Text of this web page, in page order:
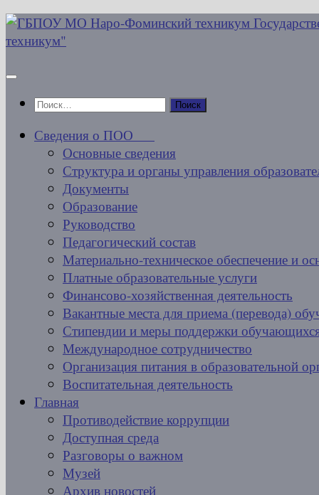
Перейти
к
Найти:
Сведения о ПОО
Основные сведения
Структура и органы управления
Документы
Образование
Руководство
Педагогический состав
Материально-техническое обеспечение и
Платные образовательные услуги
Финансово-хозяйственная деятельность
Вакантные места для приема (перевода)
Стипендии и меры поддержки
Международное сотрудничество
Организация питания в образовательной
Воспитательная деятельность
Главная
Противодействие коррупции
Доступная среда
Разговоры о важном
Музей
Архив новостей